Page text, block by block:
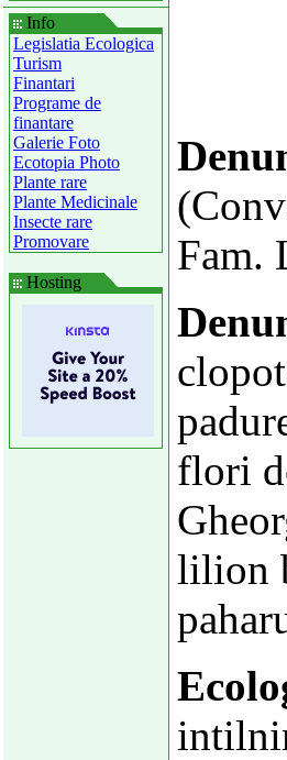
Info
Legislatia Ecologica
Turism
Finantari
Programe de
finantare
Galerie Foto
Ecotopia Photo
Plante rare
Plante Medicinale
Insecte rare
Promovare
Hosting
Fam.
flori
lilion